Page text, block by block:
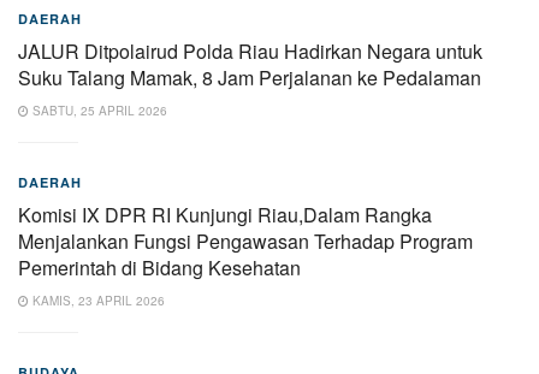
DAERAH
JALUR Ditpolairud Polda Riau Hadirkan Negara untuk
Suku Talang Mamak, 8 Jam Perjalanan ke Pedalaman
SABTU, 25 APRIL 2026
DAERAH
Komisi IX DPR RI Kunjungi Riau,Dalam Rangka
Menjalankan Fungsi Pengawasan Terhadap Program
Pemerintah di Bidang Kesehatan
KAMIS, 23 APRIL 2026